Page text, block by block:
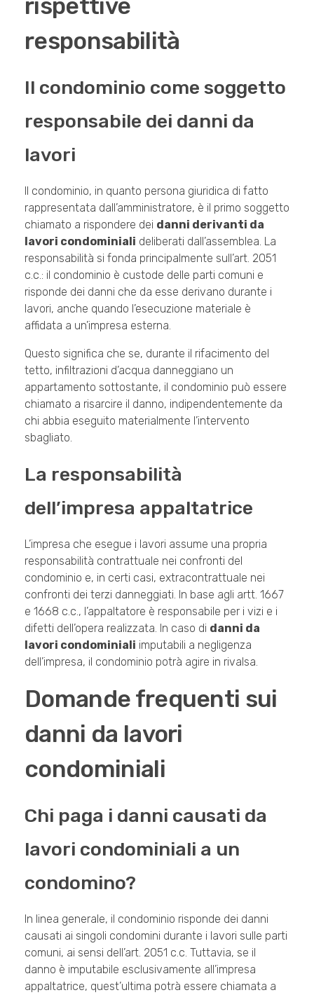
rispettive
responsabilità
Il condominio come soggetto
responsabile dei danni da
lavori
Il condominio, in quanto persona giuridica di fatto
rappresentata dall’amministratore, è il primo soggetto
chiamato a rispondere dei danni derivanti da
lavori condominiali deliberati dall’assemblea. La
responsabilità si fonda principalmente sull’art. 2051
c.c.: il condominio è custode delle parti comuni e
risponde dei danni che da esse derivano durante i
lavori, anche quando l’esecuzione materiale è
affidata a un’impresa esterna.
Questo significa che se, durante il rifacimento del
tetto, infiltrazioni d’acqua danneggiano un
appartamento sottostante, il condominio può essere
chiamato a risarcire il danno, indipendentemente da
chi abbia eseguito materialmente l’intervento
sbagliato.
La responsabilità
dell’impresa appaltatrice
L’impresa che esegue i lavori assume una propria
responsabilità contrattuale nei confronti del
condominio e, in certi casi, extracontrattuale nei
confronti dei terzi danneggiati. In base agli artt. 1667
e 1668 c.c., l’appaltatore è responsabile per i vizi e i
difetti dell’opera realizzata. In caso di danni da
lavori condominiali imputabili a negligenza
dell’impresa, il condominio potrà agire in rivalsa.
Domande frequenti sui
danni da lavori
condominiali
Chi paga i danni causati da
lavori condominiali a un
condomino?
In linea generale, il condominio risponde dei danni
causati ai singoli condomini durante i lavori sulle parti
comuni, ai sensi dell’art. 2051 c.c. Tuttavia, se il
danno è imputabile esclusivamente all’impresa
appaltatrice, quest’ultima potrà essere chiamata a